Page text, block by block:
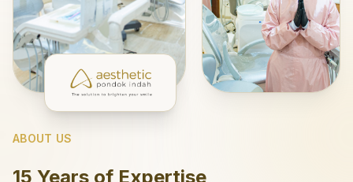
ABOUT US
15 Years of Expertise